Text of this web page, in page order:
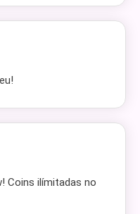
Coins ilímitadas no